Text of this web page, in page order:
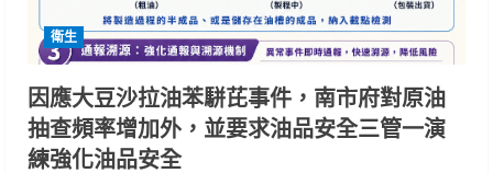
衛生
因應大豆沙拉油苯駢芘事件，南市府對原油
抽查頻率增加外，並要求油品安全三管一演
練強化油品安全